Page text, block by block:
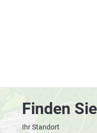
Finden
Ihr Standort